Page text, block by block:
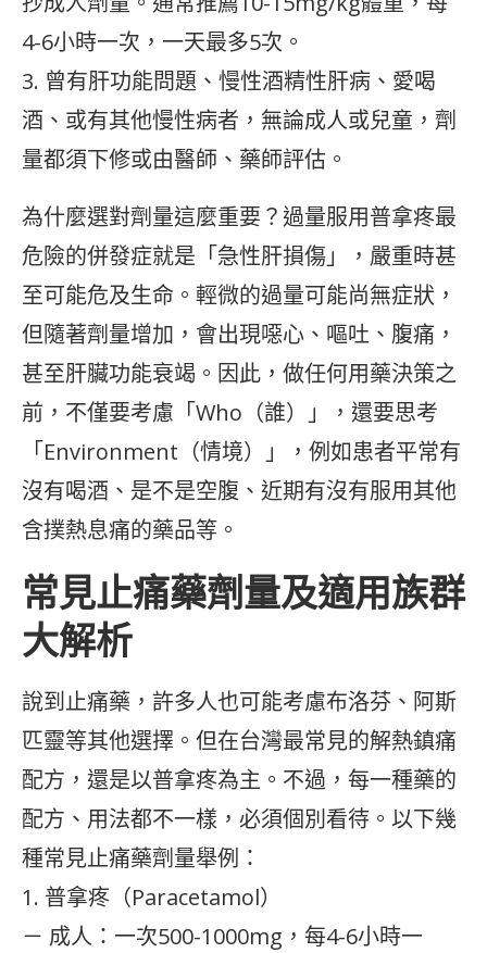
4-6小時一次，一天最多5次。
3. 曾有肝功能問題、慢性酒精性肝病、愛喝
酒、或有其他慢性病者，無論成人或兒童，劑
量都須下修或由醫師、藥師評估。
為什麼選對劑量這麼重要？過量服用普拿疼最
危險的併發症就是「急性肝損傷」，嚴重時甚
至可能危及生命。輕微的過量可能尚無症狀，
但隨著劑量增加，會出現噁心、嘔吐、腹痛，
甚至肝臟功能衰竭。因此，做任何用藥決策之
前，不僅要考慮「Who（誰）」，還要思考
「Environment（情境）」，例如患者平常有
沒有喝酒、是不是空腹、近期有沒有服用其他
含撲熱息痛的藥品等。
常見止痛藥劑量及適用族群
大解析
說到止痛藥，許多人也可能考慮布洛芬、阿斯
匹靈等其他選擇。但在台灣最常見的解熱鎮痛
配方，還是以普拿疼為主。不過，每一種藥的
配方、用法都不一樣，必須個別看待。以下幾
種常見止痛藥劑量舉例：
1. 普拿疼（Paracetamol）
－ 成人：一次500-1000mg，每4-6小時一